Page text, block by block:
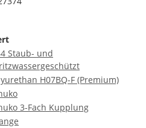
Staub- und
H07BQ-F (Premium)
3-Fach Kupplung